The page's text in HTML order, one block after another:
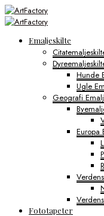
Emaljeskilte
Hunde
Ugle
Geografi
Europa
Fototapeter